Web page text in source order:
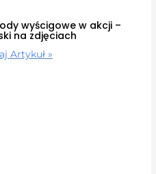
wyścigowe w akcji –
na zdjęciach
Artykuł »